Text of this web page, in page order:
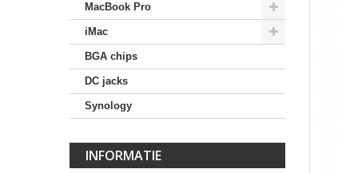
MacBook Pro
iMac
BGA chips
DC jacks
Synology
INFORMATIE